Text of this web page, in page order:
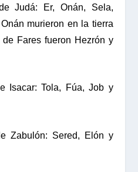
Judá: Er, Onán, Sela,
murieron en la tierra
Fares fueron Hezrón y
Isacar: Tola, Fúa, Job y
Zabulón: Sered, Elón y